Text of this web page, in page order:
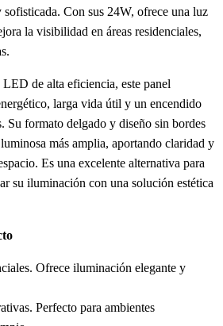
Con sus 24W, ofrece una luz
la visibilidad en áreas residenciales,
de alta eficiencia, este panel
larga vida útil y un encendido
Su formato delgado y diseño sin bordes
más amplia, aportando claridad y
Es una excelente alternativa para
su iluminación con una solución estética
Ofrece iluminación elegante y
Perfecto para ambientes